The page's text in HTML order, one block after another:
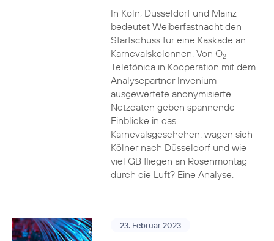
In Köln, Düsseldorf und Mainz
bedeutet Weiberfastnacht den
Startschuss für eine Kaskade an
Karnevalskolonnen. Von O2
Telefónica in Kooperation mit dem
Analysepartner Invenium
ausgewertete anonymisierte
Netzdaten geben spannende
Einblicke in das
Karnevalsgeschehen: wagen sich
Kölner nach Düsseldorf und wie
viel GB fliegen an Rosenmontag
durch die Luft? Eine Analyse.
23. Februar 2023